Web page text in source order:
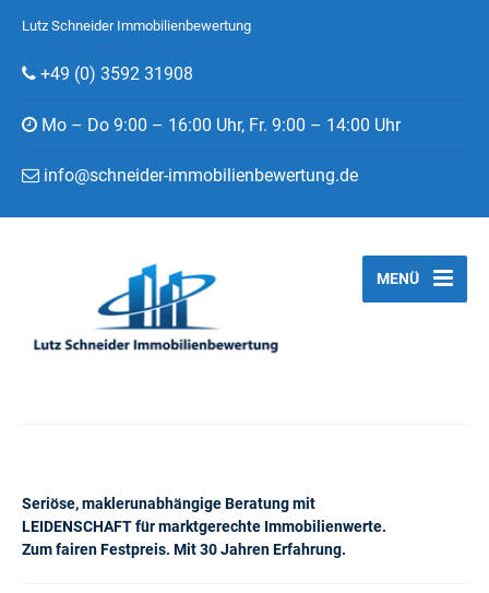
Lutz Schneider Immobilienbewertung
+49 (0) 3592 31908
Mo – Do 9:00 – 16:00 Uhr, Fr. 9:00 – 14:00 Uhr
info@schneider-immobilienbewertung.de
Seriöse, maklerunabhängige Beratung mit
LEIDENSCHAFT für marktgerechte Immobilienwerte.
Zum fairen Festpreis. Mit 30 Jahren Erfahrung.
MENÜ